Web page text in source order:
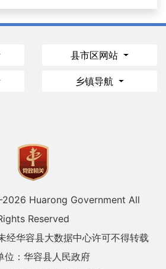
县市区网站
乡镇导航
2026 Huarong Government All
Reserved
经华容县大数据中心许可不得转载
位：华容县人民政府